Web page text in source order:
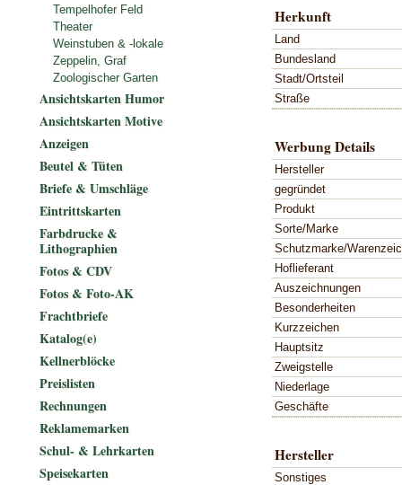
Herkunft
Land
Bundesland
Stadt/Ortsteil
Straße
Werbung Details
Hersteller
gegründet
Produkt
Sorte/Marke
Schutzmarke/
Hoflieferant
Auszeichnungen
Besonderheiten
Kurzzeichen
Hauptsitz
Zweigstelle
Niederlage
Geschäfte
Hersteller
Sonstiges
Tempelhofer Feld
Theater
Weinstuben & -lokale
Zeppelin, Graf
Zoologischer Garten
Ansichtskarten Humor
Ansichtskarten Motive
Anzeigen
Beutel & Tüten
Briefe & Umschläge
Eintrittskarten
Farbdrucke &
Lithographien
Fotos & CDV
Fotos & Foto-AK
Frachtbriefe
Katalog(e)
Kellnerblöcke
Preislisten
Rechnungen
Reklamemarken
Schul- & Lehrkarten
Speisekarten